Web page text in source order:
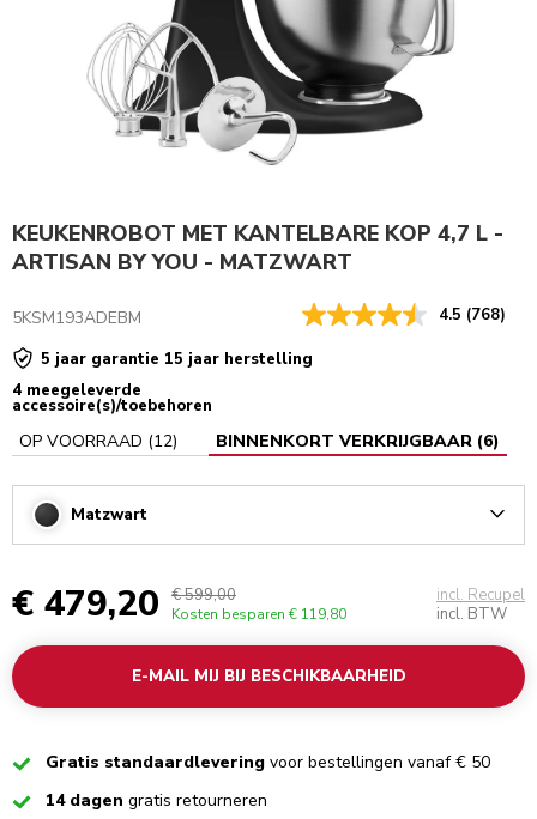
KEUKENROBOT MET KANTELBARE KOP 4,7 L -
ARTISAN BY YOU - MATZWART
5KSM193ADEBM 4.5 (768)
5 jaar garantie 15 jaar herstelling
4 meegeleverde
accessoire(s)/toebehoren
OP VOORRAAD (12) BINNENKORT VERKRIJGBAAR (6)
Matzwart
€ 479,20 € 599,00
Kosten besparen € 119,80
incl. Recupel
incl. BTW
E-MAIL MIJ BIJ BESCHIKBAARHEID
CheckedGratis standaardlevering voor bestellingen vanaf € 50
Checked14 dagen gratis retourneren